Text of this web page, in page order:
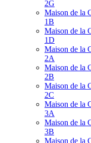
2G
Maison de la
1B
Maison de la
1D
Maison de la
2A
Maison de la
2B
Maison de la
2C
Maison de la
3A
Maison de la
3B
Maison de la